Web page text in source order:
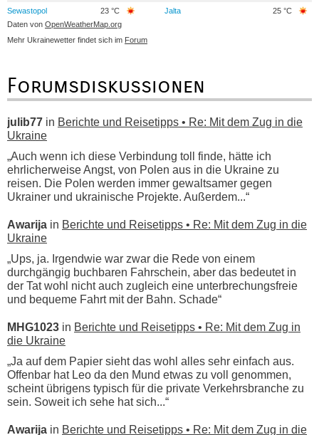
Sewastopol 23 °C Jalta
25 °C
Daten von OpenWeatherMap.org
Mehr Ukrainewetter findet sich im Forum
Forumsdiskussionen
julib77 in Berichte und Reisetipps • Re: Mit dem Zug in die
Ukraine
„Auch wenn ich diese Verbindung toll finde, hätte ich
ehrlicherweise Angst, von Polen aus in die Ukraine zu
reisen. Die Polen werden immer gewaltsamer gegen
Ukrainer und ukrainische Projekte. Außerdem...“
Awarija in Berichte und Reisetipps • Re: Mit dem Zug in die
Ukraine
„Ups, ja. Irgendwie war zwar die Rede von einem
durchgängig buchbaren Fahrschein, aber das bedeutet in
der Tat wohl nicht auch zugleich eine unterbrechungsfreie
und bequeme Fahrt mit der Bahn. Schade“
MHG1023 in Berichte und Reisetipps • Re: Mit dem Zug in
die Ukraine
„Ja auf dem Papier sieht das wohl alles sehr einfach aus.
Offenbar hat Leo da den Mund etwas zu voll genommen,
scheint übrigens typisch für die private Verkehrsbranche zu
sein. Soweit ich sehe hat sich...“
Awarija in Berichte und Reisetipps • Re: Mit dem Zug in die